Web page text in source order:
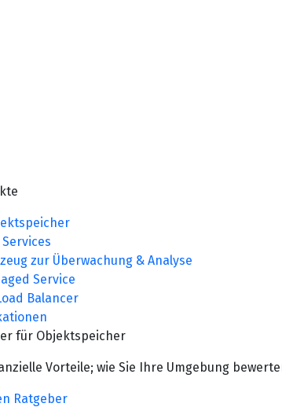
zur Überwachung & Analyse
Service
Balancer
für Objektspeicher
Vorteile; wie Sie Ihre Umgebung
Ratgeber